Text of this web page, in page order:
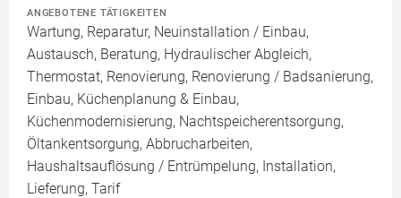
ANGEBOTENE TÄTIGKEITEN
Wartung, Reparatur, Neuinstallation / Einbau,
Austausch, Beratung, Hydraulischer Abgleich,
Thermostat, Renovierung, Renovierung / Badsanierung,
Einbau, Küchenplanung & Einbau,
Küchenmodernisierung, Nachtspeicherentsorgung,
Öltankentsorgung, Abbrucharbeiten,
Haushaltsauflösung / Entrümpelung, Installation,
Lieferung, Tarif